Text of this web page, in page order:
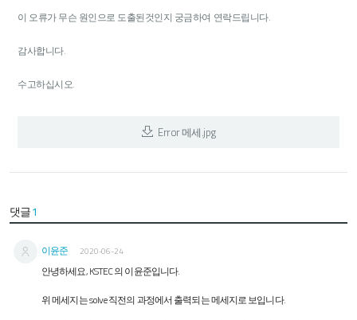
이 오류가 무슨 원인으로 도출된것인지 궁금하여 연락드립니다.
감사합니다.
수고하십시오.
Error 메세.jpg
댓글1
이윤준 2020-06-24
안녕하세요, KSTEC 의 이윤준입니다.
위 메세지는 solve 직전의 과정에서 출력되는 메세지로 보입니다.